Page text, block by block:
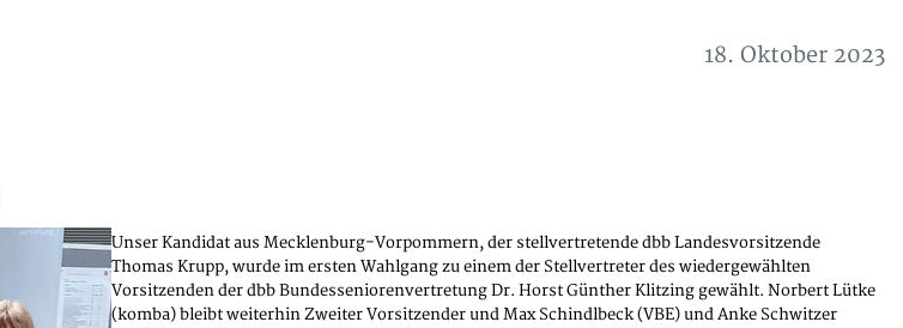
18. Oktober 2023
Unser Kandidat aus Mecklenburg-Vorpommern, der stellvertretende dbb Landesvorsitzende
Thomas Krupp, wurde im ersten Wahlgang zu einem der Stellvertreter des wiedergewählten
Vorsitzenden der dbb Bundesseniorenvertretung Dr. Horst Günther Klitzing gewählt. Norbert Lütke
(komba) bleibt weiterhin Zweiter Vorsitzender und Max Schindlbeck (VBE) und Anke Schwitzer